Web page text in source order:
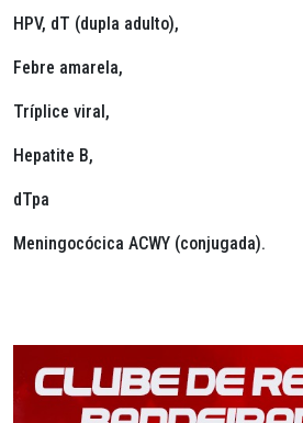
HPV, dT (dupla adulto),
Febre amarela,
Tríplice viral,
Hepatite B,
dTpa
Meningocócica ACWY (conjugada).